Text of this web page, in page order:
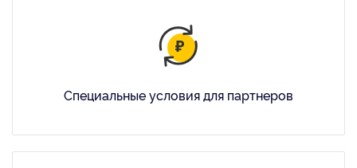
Специальные условия для партнеров